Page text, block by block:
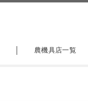
農機具店一覧